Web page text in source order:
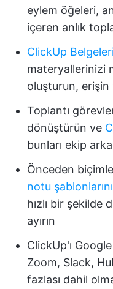
eylem öğeleri,
içeren anlık
ClickUp
materyallerinizi
oluşturun, erişin
Toplantı
dönüştürün ve
bunları ekip
Önceden
notu şablonlarını
hızlı bir şekilde
ayırın
ClickUp'ı
Zoom, Slack,
fazlası dahil